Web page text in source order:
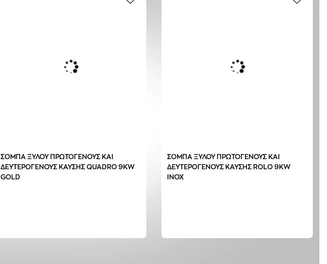
ΣΟΜΠΑ ΞΥΛΟΥ ΠΡΩΤΟΓΕΝΟΥΣ ΚΑΙ
ΔΕΥΤΕΡΟΓΕΝΟΥΣ ΚΑΥΣΗΣ QUADRO 9KW
GOLD
ΣΟΜΠΑ ΞΥΛΟΥ ΠΡΩΤΟΓΕΝΟΥΣ ΚΑΙ
ΔΕΥΤΕΡΟΓΕΝΟΥΣ ΚΑΥΣΗΣ ROLO 9KW
INOX